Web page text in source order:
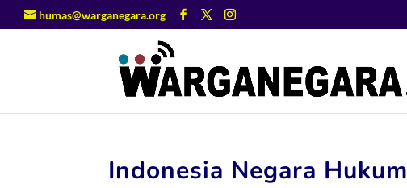
humas@warganegara.org
Indonesia Negara Hukum